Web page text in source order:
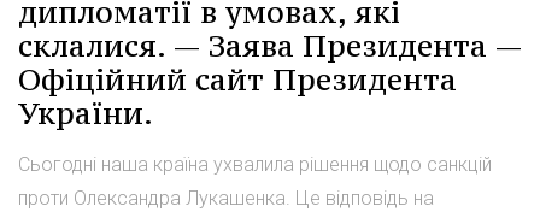
дипломатії в умовах, які
склалися. — Заява Президента —
Офіційний сайт Президента
України.
Сьогодні наша країна ухвалила рішення щодо санкцій
проти Олександра Лукашенка. Це відповідь на